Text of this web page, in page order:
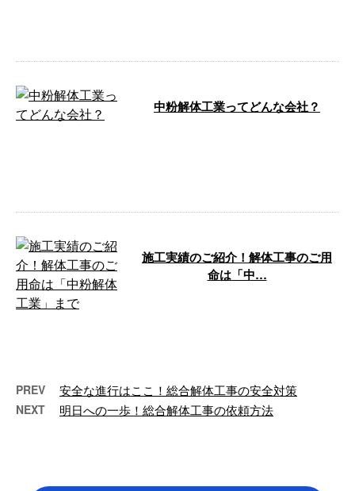
中粉解体工業ってどんな会社？
施工実績のご紹介！解体工事のご用
命は「中…
PREV 安全な進行はここ！総合解体工事の安全対策
NEXT 明日への一歩！総合解体工事の依頼方法